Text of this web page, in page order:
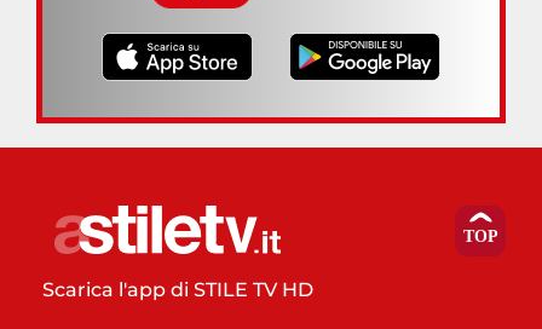
Scarica l'app di STILE TV HD